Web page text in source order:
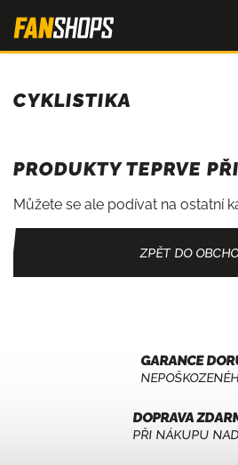
CYKLISTIKA
PRODUKTY TEPRVE
Můžete se ale podívat na ostatní
ZPĚT DO
GARANCE
DOPRAVA
PŘI NÁKUPU